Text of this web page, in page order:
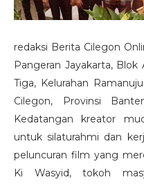
redaksi Berita Cilegon
Pangeran Jayakarta,
Tiga, Kelurahan
Cilegon, Provinsi
Kedatangan kreator
untuk silaturahmi dan
peluncuran film yang
Ki Wasyid, tokoh